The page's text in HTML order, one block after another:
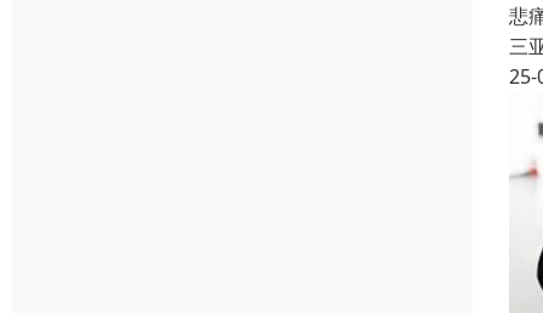
悲
三
25-